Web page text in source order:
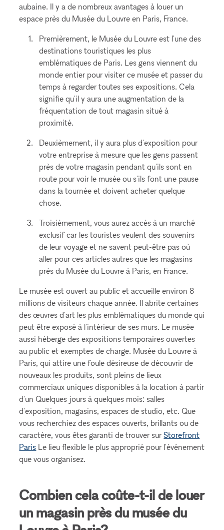
aubaine. Il y a de nombreux avantages à louer un
espace près du Musée du Louvre en Paris, France.
Premièrement, le Musée du Louvre est l'une des
destinations touristiques les plus
emblématiques de Paris. Les gens viennent du
monde entier pour visiter ce musée et passer du
temps à regarder toutes ses expositions. Cela
signifie qu'il y aura une augmentation de la
fréquentation de tout magasin situé à
proximité.
Deuxièmement, il y aura plus d'exposition pour
votre entreprise à mesure que les gens passent
près de votre magasin pendant qu'ils sont en
route pour voir le musée ou s'ils font une pause
dans la tournée et doivent acheter quelque
chose.
Troisièmement, vous aurez accès à un marché
exclusif car les touristes veulent des souvenirs
de leur voyage et ne savent peut-être pas où
aller pour ces articles autres que les magasins
près du Musée du Louvre à Paris, en France.
Le musée est ouvert au public et accueille environ 8
millions de visiteurs chaque année. Il abrite certaines
des œuvres d'art les plus emblématiques du monde qui
peut être exposé à l'intérieur de ses murs. Le musée
aussi héberge des expositions temporaires ouvertes
au public et exemptes de charge. Musée du Louvre à
Paris, qui attire une foule désireuse de découvrir de
nouveaux les produits, sont pleins de lieux
commerciaux uniques disponibles à la location à partir
d'un Quelques jours à quelques mois: salles
d'exposition, magasins, espaces de studio, etc. Que
vous recherchiez des espaces ouverts, brillants ou de
caractère, vous êtes garanti de trouver surStorefront
Paris Le lieu flexible le plus approprié pour l'événement
que vous organisez.
Combien cela coûte-t-il de louer
un magasin près du musée du